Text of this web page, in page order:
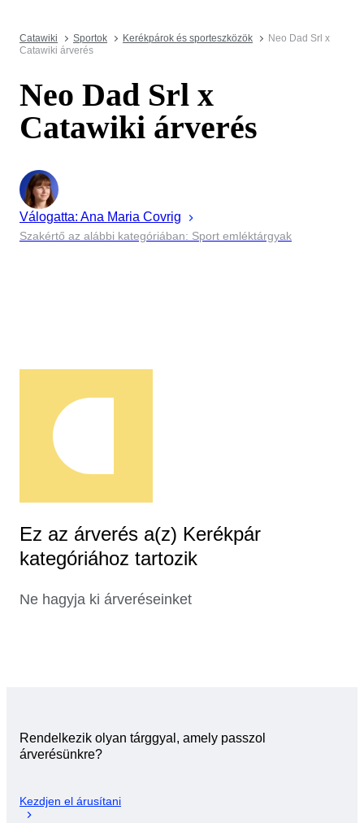
Catawiki Sportok Kerékpárok és sporteszközök
Neo Dad Srl x
Catawiki árverés
Neo Dad Srl x
Catawiki árverés
Válogatta: Ana Maria Covrig
Szakértő az alábbi kategóriában: Sport emléktárgyak
Ez az árverés a(z) Kerékpár
kategóriához tartozik
Ne hagyja ki árveréseinket
Rendelkezik olyan tárggyal, amely passzol
árverésünkre?
Kezdjen el árusítani